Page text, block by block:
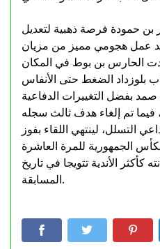
بن حمودة فرصة ذهبية لتعديل
في الدقيقة 81 بعد عمل هجومي مميز من مزيان
الحارس بن بوط في المكان
بلوزداد الضغط حتى الأنفاس
صمد بفضل التغييرات الدفاعية
فيما تم إلغاء هدف ثالث سجله
التسلل، لينتهي اللقاء بفوز
1، وتتويجه بكأس الجمهورية للمرة العاشرة
كأكثر الأندية تتويجا في تاريخ
المسابقة.